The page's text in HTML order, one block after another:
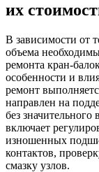
их
В зависимости от
объема
ремонта кран-
особенности и
ремонт
направлен на
без
включает
изношенных
контактов,
смазку узлов.